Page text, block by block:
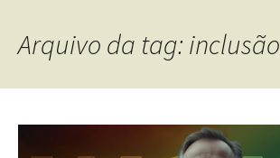
Arquivo da tag: inclusão